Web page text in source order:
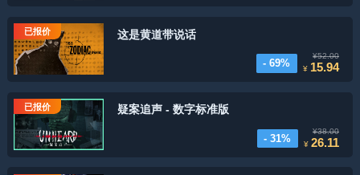
已报价 这是黄道带说话
- 69%
¥52.00
¥ 15.94
已报价 疑案追声 - 数字标准版
- 31%
¥38.00
¥26.11